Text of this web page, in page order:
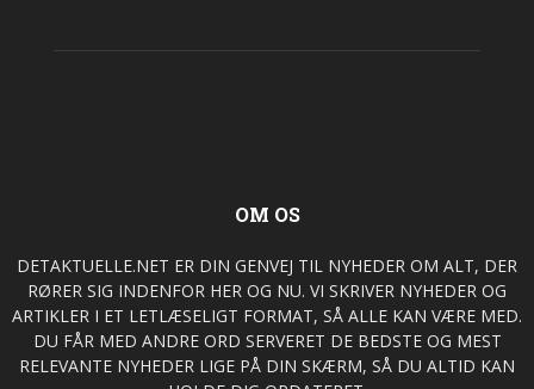
OM OS
DETAKTUELLE.NET ER DIN GENVEJ TIL NYHEDER OM ALT, DER
RØRER SIG INDENFOR HER OG NU. VI SKRIVER NYHEDER OG
ARTIKLER I ET LETLÆSELIGT FORMAT, SÅ ALLE KAN VÆRE MED.
DU FÅR MED ANDRE ORD SERVERET DE BEDSTE OG MEST
RELEVANTE NYHEDER LIGE PÅ DIN SKÆRM, SÅ DU ALTID KAN